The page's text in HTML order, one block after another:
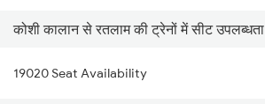
2195 Jbp Nzm Special
2196 Mahakoshal Spl
कोशी कालान से रतलाम की ट्रेनों में सीट उपलब्धता
19020 Seat Availability